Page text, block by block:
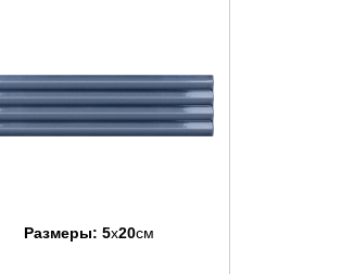
Размеры: 5x20см